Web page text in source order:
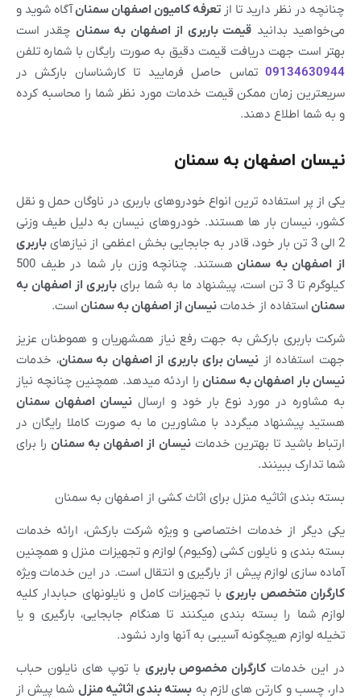
چنانچه در نظر دارید تا از تعرفه کامیون اصفهانسمنانآگاه شوید و
می‌خواهید بدانید قیمت باربری از اصفهان بهسمنان چقدر است
بهتر است جهت دریافت قیمت دقیق به صورت رایگان با شماره تلفن
09134630944 تماس حاصل فرمایید تا کارشناسان بارکش در
سریعترین زمان ممکن قیمت خدمات مورد نظر شما را محاسبه کرده
و به شما اطلاع دهند.
نیسان اصفهان به سمنان
یکی از پر استفاده ترین انواع خودروهای باربری در ناوگان حمل و نقل
کشور، نیسان بار ها هستند. خودروهای نیسان به دلیل طیف وزنی
2 الی 3 تن بار خود، قادر به جابجایی بخش اعظمی از نیازهای
باربری
از اصفهانبه سمنان
هستند. چنانچه وزن بار شما در طیف 500
کیلوگرم تا 3 تن است، پیشنهاد ما به شما برای
باربری از اصفهان به
سمنان استفاده از خدمات نیسان از اصفهانبهسمنان است.
شرکت باربری بارکش به جهت رفع نیاز همشهریان و هموطنان عزیز
جهت استفاده از نیسان برای باربری از اصفهان بهسمنان، خدمات
نیسان بار اصفهانبه سمنان را اردئه میدهد. همچنین چنانچه نیاز
به مشاوره در مورد نوع بار خود و ارسالنیسان اصفهان سمنان
هستید پیشنهاد میگردد با مشاورین ما به صورت کاملا رایگان در
ارتباط باشید تا بهترین خدماتنیسان از اصفهان به سمنان را برای
شما تدارک ببینند.
بسته بندی اثاثیه منزل برای اثاث کشی از اصفهان به سمنان
یکی دیگر از خدمات اختصاصی و ویژه شرکت بارکش، ارائه خدمات
بسته بندی و نایلون کشی (وکیوم) لوازم و تجهیزات منزل و همچنین
آماده سازی لوازم پیش از بارگیری و انتقال است. در این خدمات ویژه
کارگران متخصص باربریبا تجهیزات کامل و نایلونهای حبابدار کلیه
لوازم شما را بسته بندی میکنند تا هنگام جابجایی، بارگیری و یا
تخیله لوازم هیچگونه آسیبی به آنها وارد نشود.
در این خدمات کارگران مخصوص باربری با توپ های نایلون حباب
دار، چسب و کارتن های لازم به بسته بندی اثاثیه منزل شما پیش از